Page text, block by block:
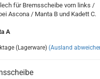
für Bremsscheibe vorn links /
Ascona / Manta B und Kadett C.
A
(Lagerware) (Ausland